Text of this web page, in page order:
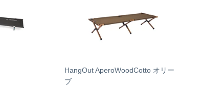
HangOut AperoWoodCotto オリー
ブ